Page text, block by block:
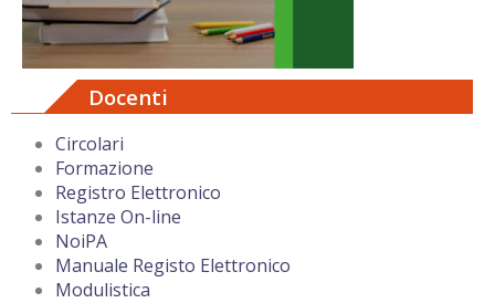
Docenti
Circolari
Formazione
Registro Elettronico
Istanze On-line
NoiPA
Manuale Registo Elettronico
Modulistica